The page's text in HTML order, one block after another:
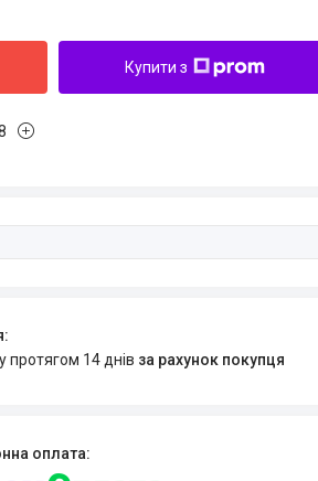
Купити з
протягом 14 днів за рахунок покупця